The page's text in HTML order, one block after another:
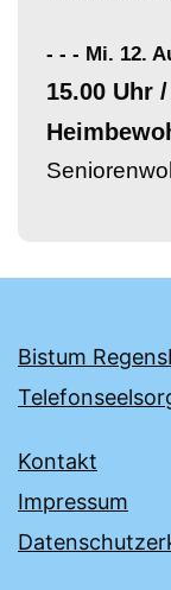
- - - Mi. 12.
15.00 Uhr
Bistum
Kontakt
Impressum